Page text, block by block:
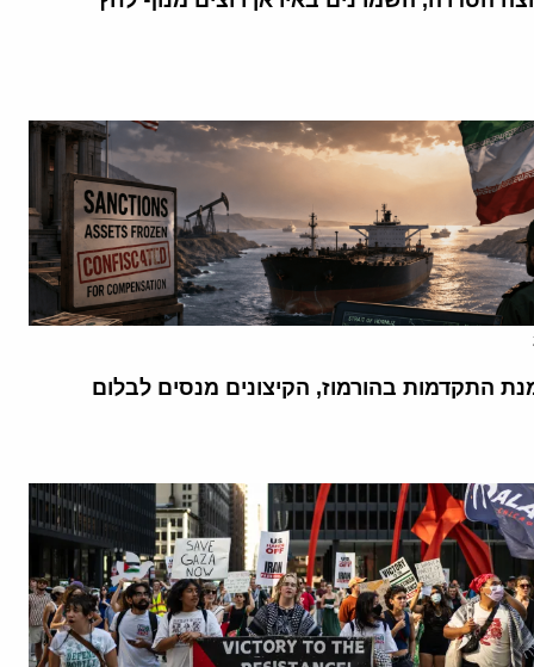
התקדמות בהורמוז, הקיצונים מנסים לבלום